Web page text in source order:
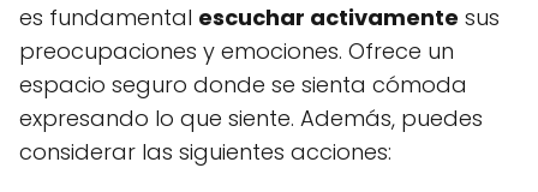
es fundamental escuchar activamente sus
preocupaciones y emociones. Ofrece un
espacio seguro donde se sienta cómoda
expresando lo que siente. Además, puedes
considerar las siguientes acciones: